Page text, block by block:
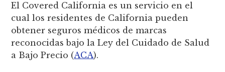
El Covered California es un servicio en el
cual los residentes de California pueden
obtener seguros médicos de marcas
reconocidas bajo la Ley del Cuidado de Salud
a Bajo Precio (ACA).